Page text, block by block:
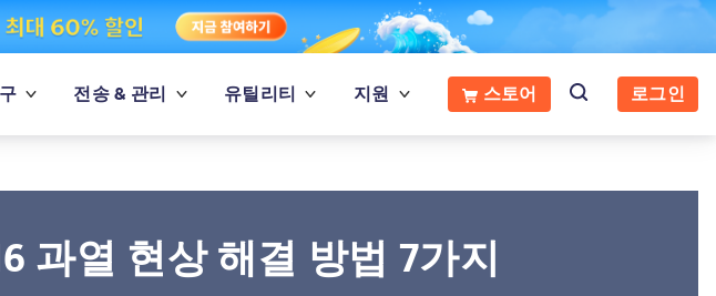
전송 & 관리 유틸리티 지원 스토어 로그인
과열 현상 해결 방법 7가지